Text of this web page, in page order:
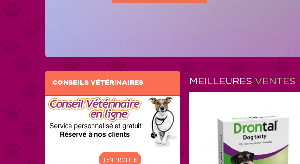
CONSEILS VÉTÉRINAIRES
J'EN PROFITE
MEILLEURES VENTES